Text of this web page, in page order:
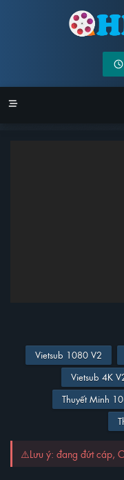
Vietsub 1080 V2
Vietsub 4K
Thuyết Minh
⚠️Lưu ý: đang đứt cáp,